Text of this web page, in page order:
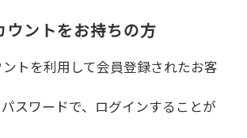
ウントをお持ちの方
トを利用して会員登録されたお客
スワードで、ログインすることが